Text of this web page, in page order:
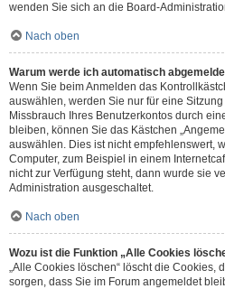
wenden Sie sich an die Board-
Nach oben
Warum werde ich automatisch
Wenn Sie beim Anmelden das
auswählen, werden Sie nur für eine
Missbrauch Ihres Benutzerkontos durch
bleiben, können Sie das Kästchen
auswählen. Dies ist nicht empfehlenswert,
Computer, zum Beispiel in einem
nicht zur Verfügung steht, dann wurde sie
Administration ausgeschaltet.
Nach oben
Wozu ist die Funktion „Alle Cookies
„Alle Cookies löschen“ löscht die Cookies,
sorgen, dass Sie im Forum angemeldet